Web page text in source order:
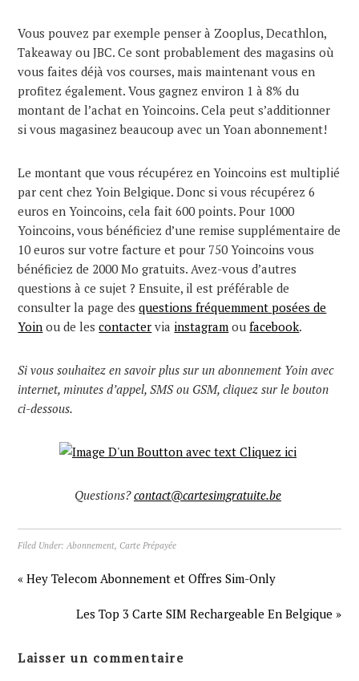
Vous pouvez par exemple penser à Zooplus, Decathlon,
Takeaway ou JBC. Ce sont probablement des magasins où
vous faites déjà vos courses, mais maintenant vous en
profitez également. Vous gagnez environ 1 à 8% du
montant de l’achat en Yoincoins. Cela peut s’additionner
si vous magasinez beaucoup avec un Yoan abonnement!
Le montant que vous récupérez en Yoincoins est multiplié
par cent chez Yoin Belgique. Donc si vous récupérez 6
euros en Yoincoins, cela fait 600 points. Pour 1000
Yoincoins, vous bénéficiez d’une remise supplémentaire de
10 euros sur votre facture et pour 750 Yoincoins vous
bénéficiez de 2000 Mo gratuits. Avez-vous d’autres
questions à ce sujet ? Ensuite, il est préférable de
consulter la page desquestions fréquemment posées de
Yoin ou de lescontacter via instagram oufacebook.
Si vous souhaitez en savoir plus sur un abonnement Yoin avec
internet, minutes d’appel, SMS ou GSM, cliquez sur le bouton
ci-dessous.
Questions?contact@cartesimgratuite.be
Filed Under:Abonnement,Carte Prépayée
« Hey Telecom Abonnement et Offres Sim-Only
Les Top 3 Carte SIM Rechargeable En Belgique »
Laisser un commentaire